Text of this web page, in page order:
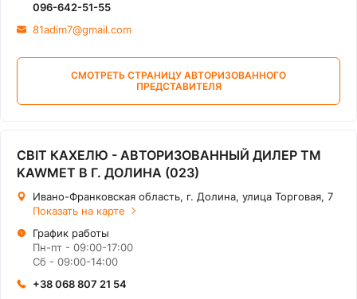
096-642-51-55
81adim7@gmail.com
СМОТРЕТЬ СТРАНИЦУ АВТОРИЗОВАННОГО
ПРЕДСТАВИТЕЛЯ
СВІТ КАХЕЛЮ - АВТОРИЗОВАННЫЙ ДИЛЕР ТМ
KAWMET В Г. ДОЛИНА (023)
Ивано-Франковская область, г. Долина, улица Торговая, 7
Показать на карте
График работы
Пн-пт - 09:00-17:00
Сб - 09:00-14:00
+38 068 807 21 54